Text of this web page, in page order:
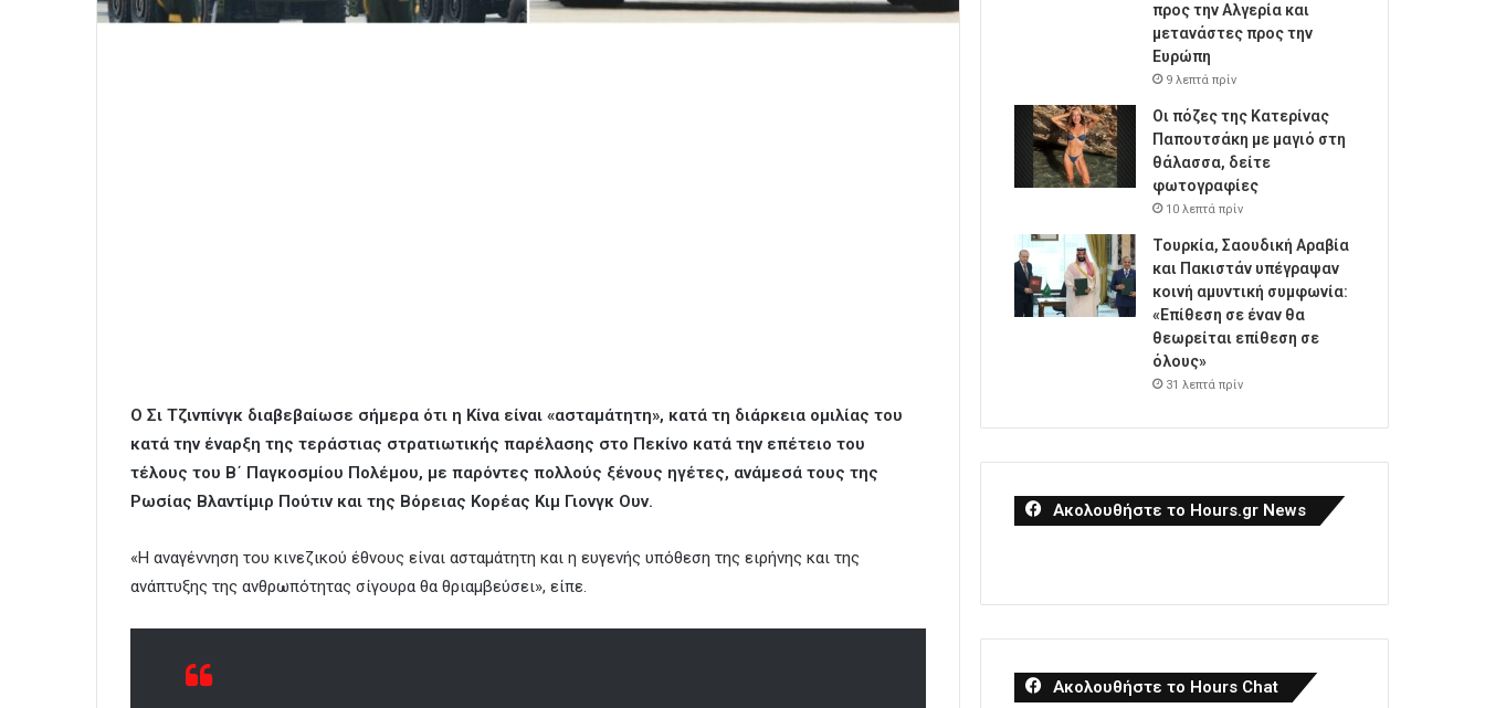
Ο Σι Τζινπίνγκ διαβεβαίωσε σήμερα ότι η Κίνα είναι «ασταμάτητη», κατά τη διάρκεια ομιλίας του
κατά την έναρξη της τεράστιας στρατιωτικής παρέλασης στο Πεκίνο κατά την επέτειο του
τέλους του Β΄ Παγκοσμίου Πολέμου, με παρόντες πολλούς ξένους ηγέτες, ανάμεσά τους της
Ρωσίας Βλαντίμιρ Πούτιν και της Βόρειας Κορέας Κιμ Γιονγκ Ουν.
«Η αναγέννηση του κινεζικού έθνους είναι ασταμάτητη και η ευγενής υπόθεση της ειρήνης και της
ανάπτυξης της ανθρωπότητας σίγουρα θα θριαμβεύσει», είπε.
προς την Αλγερία και
μετανάστες προς την
Ευρώπη
9 λεπτά πρίν
Οι πόζες της Κατερίνας
Παπουτσάκη με μαγιό στη
θάλασσα, δείτε
φωτογραφίες
10 λεπτά πρίν
Τουρκία, Σαουδική Αραβία
και Πακιστάν υπέγραψαν
κοινή αμυντική συμφωνία:
«Επίθεση σε έναν θα
θεωρείται επίθεση σε
όλους»
31 λεπτά πρίν
Ακολουθήστε το Hours.gr News
Ακολουθήστε το Hours Chat